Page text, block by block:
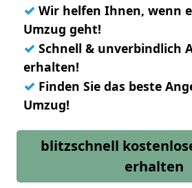
✓ Wir helfen Ihnen, wenn
Umzug geht!
✓ Schnell & unverbindlich
erhalten!
✓ Finden Sie das beste
Umzug!
blitzschnell
erhalten